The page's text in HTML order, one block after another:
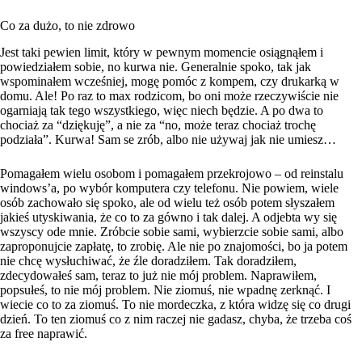
Co za dużo, to nie zdrowo
Jest taki pewien limit, który w pewnym momencie osiągnąłem i
powiedziałem sobie, no kurwa nie. Generalnie spoko, tak jak
wspominałem wcześniej, mogę pomóc z kompem, czy drukarką w
domu. Ale! Po raz to max rodzicom, bo oni może rzeczywiście nie
ogarniają tak tego wszystkiego, więc niech będzie. A po dwa to
chociaż za “dziękuję”, a nie za “no, może teraz chociaż trochę
podziała”. Kurwa! Sam se zrób, albo nie używaj jak nie umiesz…
Pomagałem wielu osobom i pomagałem przekrojowo – od reinstalu
windows’a, po wybór komputera czy telefonu. Nie powiem, wiele
osób zachowało się spoko, ale od wielu też osób potem słyszałem
jakieś utyskiwania, że co to za gówno i tak dalej. A odjebta wy się
wszyscy ode mnie. Zróbcie sobie sami, wybierzcie sobie sami, albo
zaproponujcie zapłatę, to zrobię. Ale nie po znajomości, bo ja potem
nie chcę wysłuchiwać, że źle doradziłem. Tak doradziłem,
zdecydowałeś sam, teraz to już nie mój problem. Naprawiłem,
popsułeś, to nie mój problem. Nie ziomuś, nie wpadnę zerknąć. I
wiecie co to za ziomuś. To nie mordeczka, z która widzę się co drugi
dzień. To ten ziomuś co z nim raczej nie gadasz, chyba, że trzeba coś
za free naprawić.